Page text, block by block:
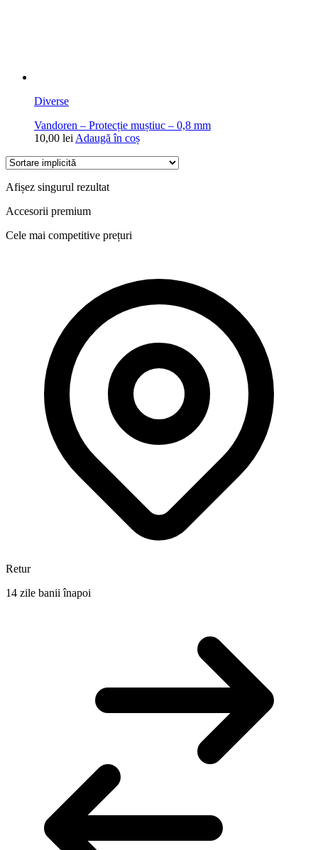
Diverse
Vandoren – Protecție muștiuc – 0,8 mm
10,00 lei Adaugă în coș
Afișez singurul rezultat
Accesorii premium
Cele mai competitive prețuri
Retur
14 zile banii înapoi